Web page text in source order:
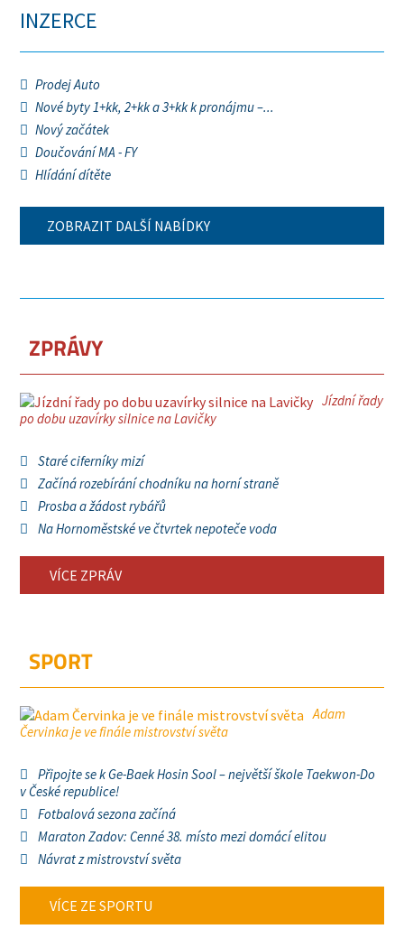
INZERCE
Prodej Auto
Nové byty 1+kk, 2+kk a 3+kk k pronájmu –...
Nový začátek
Doučování MA - FY
Hlídání dítěte
ZOBRAZIT DALŠÍ NABÍDKY
ZPRÁVY
Jízdní řady
po dobu uzavírky silnice na Lavičky
Staré ciferníky mizí
Začíná rozebírání chodníku na horní straně
Prosba a žádost rybářů
Na Hornoměstské ve čtvrtek nepoteče voda
VÍCE ZPRÁV
SPORT
Adam
Červinka je ve finále mistrovství světa
Připojte se k Ge-Baek Hosin Sool – největší škole Taekwon-Do
v České republice!
Fotbalová sezona začíná
Maraton Zadov: Cenné 38. místo mezi domácí elitou
Návrat z mistrovství světa
VÍCE ZE SPORTU